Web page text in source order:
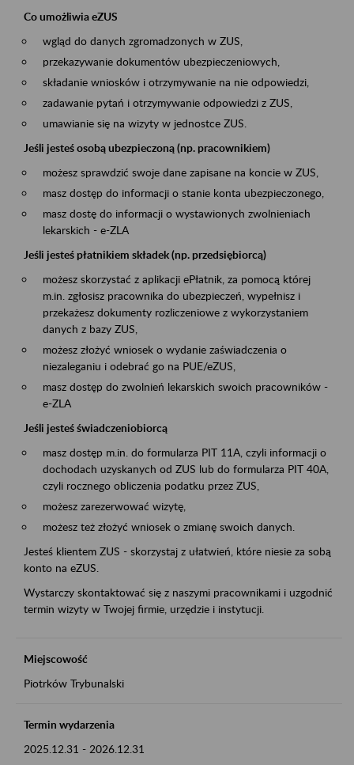
Co umożliwia eZUS
wgląd do danych zgromadzonych w ZUS,
przekazywanie dokumentów ubezpieczeniowych,
składanie wniosków i otrzymywanie na nie odpowiedzi,
zadawanie pytań i otrzymywanie odpowiedzi z ZUS,
umawianie się na wizyty w jednostce ZUS.
Jeśli jesteś osobą ubezpieczoną (np. pracownikiem)
możesz sprawdzić swoje dane zapisane na koncie w ZUS,
masz dostęp do informacji o stanie konta ubezpieczonego,
masz dostę do informacji o wystawionych zwolnieniach
lekarskich - e-ZLA
Jeśli jesteś płatnikiem składek (np. przedsiębiorcą)
możesz skorzystać z aplikacji ePłatnik, za pomocą której
m.in. zgłosisz pracownika do ubezpieczeń, wypełnisz i
przekażesz dokumenty rozliczeniowe z wykorzystaniem
danych z bazy ZUS,
możesz złożyć wniosek o wydanie zaświadczenia o
niezaleganiu i odebrać go na PUE/eZUS,
masz dostęp do zwolnień lekarskich swoich pracowników -
e-ZLA
Jeśli jesteś świadczeniobiorcą
masz dostęp m.in. do formularza PIT 11A, czyli informacji o
dochodach uzyskanych od ZUS lub do formularza PIT 40A,
czyli rocznego obliczenia podatku przez ZUS,
możesz zarezerwować wizytę,
możesz też złożyć wniosek o zmianę swoich danych.
Jesteś klientem ZUS - skorzystaj z ułatwień, które niesie za sobą
konto na eZUS.
Wystarczy skontaktować się z naszymi pracownikami i uzgodnić
termin wizyty w Twojej firmie, urzędzie i instytucji.
Miejscowość
Piotrków Trybunalski
Termin wydarzenia
2025.12.31 - 2026.12.31